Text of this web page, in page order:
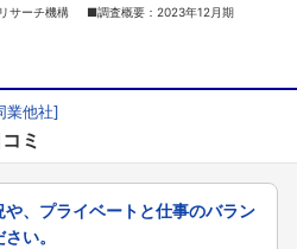
サーチ機構 ■調査概要：2023年12月期
業他社]
ミ
、プライベートと仕事のバラン
い。